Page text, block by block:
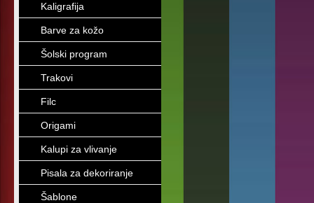
Kaligrafija
Barve za kožo
Šolski program
Trakovi
Filc
Origami
Kalupi za vlivanje
Pisala za dekoriranje
Šablone